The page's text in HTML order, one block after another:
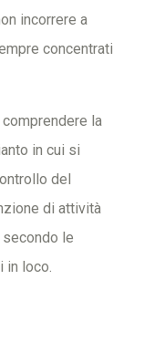
incorrere a
concentrati
la
in cui si
del
di attività
le
in loco.